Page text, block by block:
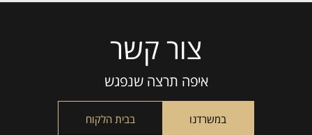
צור קשר
איפה תרצה שנפגש
במשרדנו בבית הלקוח